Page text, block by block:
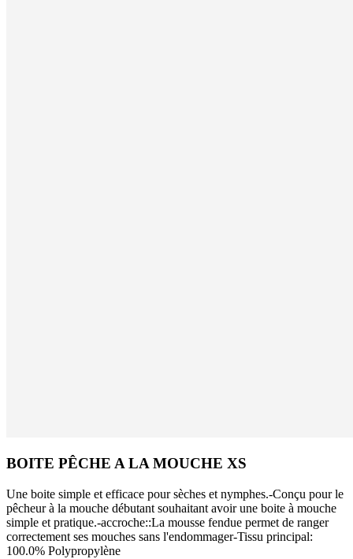
BOITE PÊCHE A LA MOUCHE XS
Une boite simple et efficace pour sèches et nymphes.-Conçu pour le
pêcheur à la mouche débutant souhaitant avoir une boite à mouche
simple et pratique.-accroche::La mousse fendue permet de ranger
correctement ses mouches sans l'endommager-Tissu principal:
100.0% Polypropylène